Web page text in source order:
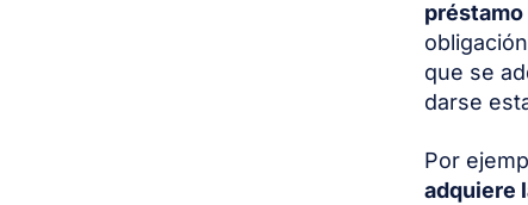
que se
darse
Por
adquiere